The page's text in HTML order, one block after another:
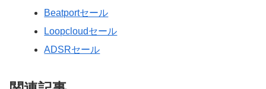
Beatportセール
Loopcloudセール
ADSRセール